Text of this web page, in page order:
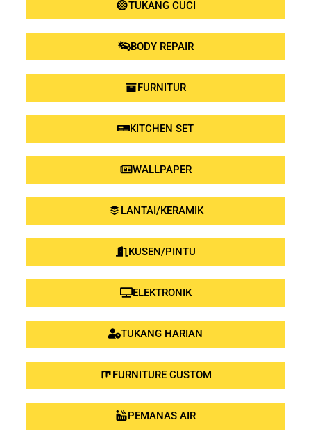
TUKANG CUCI
BODY REPAIR
FURNITUR
KITCHEN SET
WALLPAPER
LANTAI/KERAMIK
KUSEN/PINTU
ELEKTRONIK
TUKANG HARIAN
FURNITURE CUSTOM
PEMANAS AIR